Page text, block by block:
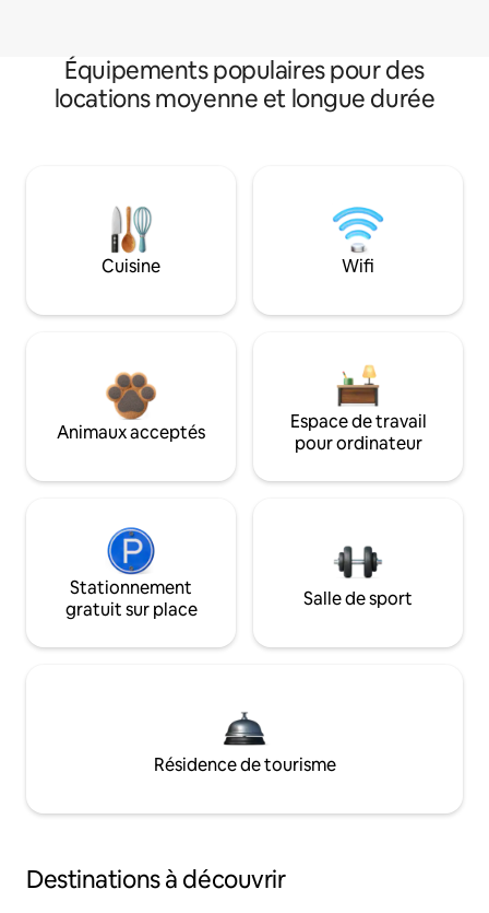
Équipements populaires pour des
locations moyenne et longue durée
Cuisine Wifi
Animaux acceptés
Espace de travail
pour ordinateur
Stationnement
gratuit sur place
Salle de sport
Résidence de tourisme
Destinations à découvrir